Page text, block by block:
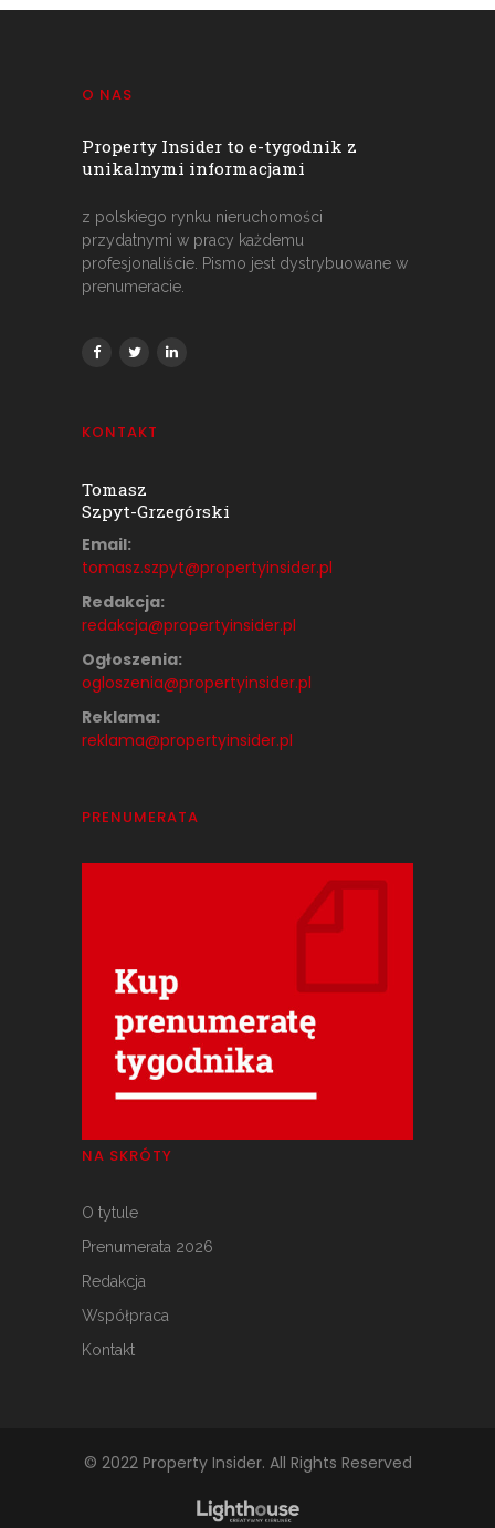
O NAS
Property Insider to e-tygodnik z
unikalnymi informacjami
z polskiego rynku nieruchomości
przydatnymi w pracy każdemu
profesjonaliście. Pismo jest dystrybuowane w
prenumeracie.
KONTAKT
Tomasz
Szpyt-Grzegórski
Email:
tomasz.szpyt@propertyinsider.pl
Redakcja:
redakcja@propertyinsider.pl
Ogłoszenia:
ogloszenia@propertyinsider.pl
Reklama:
reklama@propertyinsider.pl
PRENUMERATA
NA SKRÓTY
O tytule
Prenumerata 2026
Redakcja
Współpraca
Kontakt
© 2022 Property Insider. All Rights Reserved